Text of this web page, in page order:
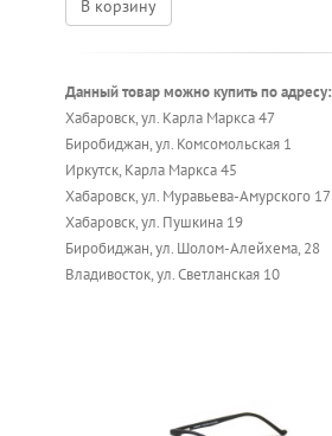
В корзину
Данный товар можно купить по адресу:
Хабаровск, ул. Карла Маркса 47
Биробиджан, ул. Комсомольская 1
Иркутск, Карла Маркса 45
Хабаровск, ул. Муравьева-Амурского 17
Хабаровск, ул. Пушкина 19
Биробиджан, ул. Шолом-Алейхема, 28
Владивосток, ул. Светланская 10